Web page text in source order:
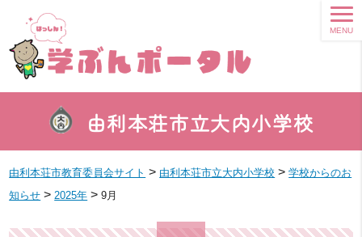
由利本荘市立大内小学校
MENU
由利本荘市教育委員会サイト > 由利本荘市立大内小学校 >学校からのお
知らせ > 2025年 >9月